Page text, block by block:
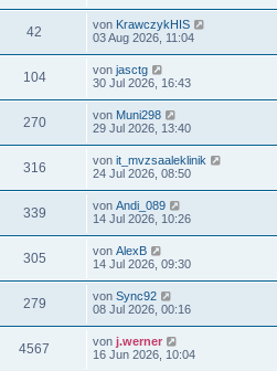
42 von KrawczykHIS
03 Aug 2026, 11:04
104 von jasctg
30 Jul 2026, 16:43
270 von Muni298
29 Jul 2026, 13:40
316 von it_mvzsaaleklinik
24 Jul 2026, 08:50
339 von Andi_089
14 Jul 2026, 10:26
305 von AlexB
14 Jul 2026, 09:30
279 von Sync92
08 Jul 2026, 00:16
4567 von j.werner
16 Jun 2026, 10:04